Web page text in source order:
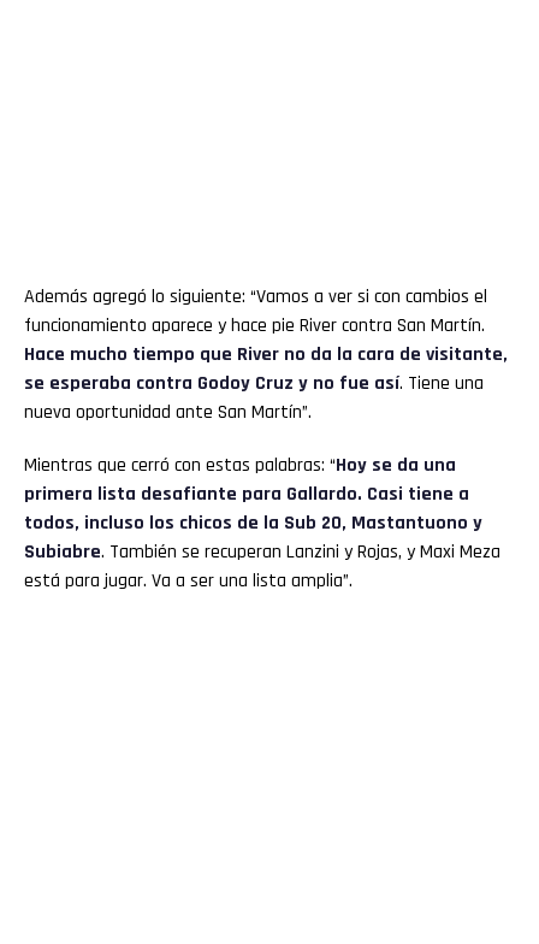
Además agregó lo siguiente: “Vamos a ver si con cambios el
funcionamiento aparece y hace pie River contra San Martín.
Hace mucho tiempo que River no da la cara de visitante,
se esperaba contra Godoy Cruz y no fue así. Tiene una
nueva oportunidad ante San Martín”.
Mientras que cerró con estas palabras: “Hoy se da una
primera lista desafiante para Gallardo. Casi tiene a
todos, incluso los chicos de la Sub 20, Mastantuono y
Subiabre. También se recuperan Lanzini y Rojas, y Maxi Meza
está para jugar. Va a ser una lista amplia”.